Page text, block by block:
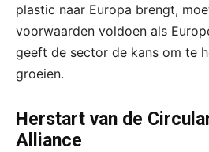
plastic naar Europa brengt,
voorwaarden voldoen als
geeft de sector de kans om te
groeien.
Herstart van de
Alliance